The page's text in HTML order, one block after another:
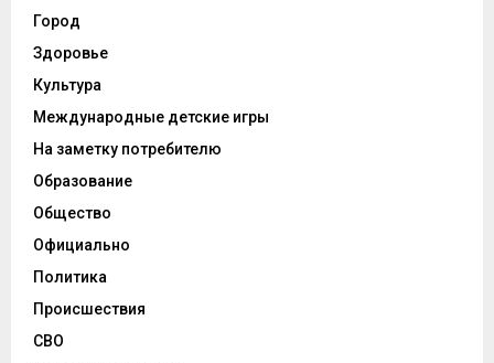
Город
Здоровье
Культура
Международные детские игры
На заметку потребителю
Образование
Общество
Официально
Политика
Происшествия
СВО